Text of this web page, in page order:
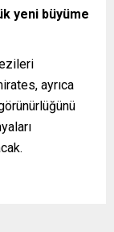
yeni büyüme
ayrıca